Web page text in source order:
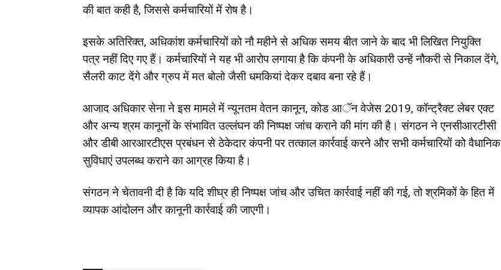
की बात कही है, जिससे कर्मचारियों में रोष है।
इसके अतिरिक्त, अधिकांश कर्मचारियों को नौ महीने से अधिक समय बीत जाने के बाद भी लिखित नियुक्ति
पत्र नहीं दिए गए हैं। कर्मचारियों ने यह भी आरोप लगाया है कि कंपनी के अधिकारी उन्हें नौकरी से निकाल देंगे,
सैलरी काट देंगे और ग्रुप में मत बोलो जैसी धमकियां देकर दबाव बना रहे हैं।
आजाद अधिकार सेना ने इस मामले में न्यूनतम वेतन कानून, कोड आॅन वेजेस 2019, कॉन्ट्रैक्ट लेबर एक्ट
और अन्य श्रम कानूनों के संभावित उल्लंघन की निष्पक्ष जांच कराने की मांग की है। संगठन ने एनसीआरटीसी
और डीबी आरआरटीएस प्रबंधन से ठेकेदार कंपनी पर तत्काल कार्रवाई करने और सभी कर्मचारियों को वैधानिक
सुविधाएं उपलब्ध कराने का आग्रह किया है।
संगठन ने चेतावनी दी है कि यदि शीघ्र ही निष्पक्ष जांच और उचित कार्रवाई नहीं की गई, तो श्रमिकों के हित में
व्यापक आंदोलन और कानूनी कार्रवाई की जाएगी।